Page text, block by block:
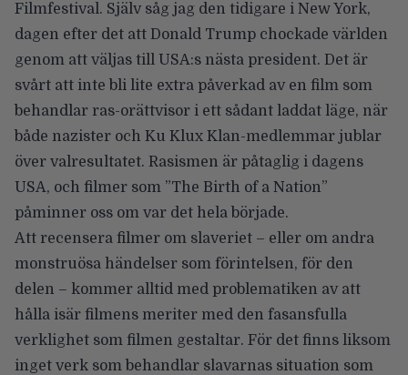
Filmfestival. Själv såg jag den tidigare i New York,
dagen efter det att Donald Trump chockade världen
genom att väljas till USA:s nästa president. Det är
svårt att inte bli lite extra påverkad av en film som
behandlar ras-orättvisor i ett sådant laddat läge, när
både nazister och Ku Klux Klan-medlemmar jublar
över valresultatet. Rasismen är påtaglig i dagens
USA, och filmer som ”The Birth of a Nation”
påminner oss om var det hela började.
Att recensera filmer om slaveriet – eller om andra
monstruösa händelser som förintelsen, för den
delen – kommer alltid med problematiken av att
hålla isär filmens meriter med den fasansfulla
verklighet som filmen gestaltar. För det finns liksom
inget verk som behandlar slavarnas situation som